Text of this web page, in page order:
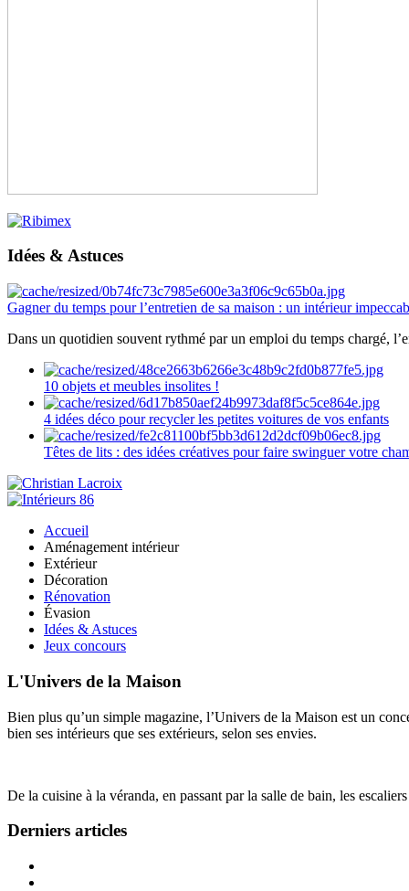
Idées & Astuces
Gagner du temps pour l’entretien de sa maison : un intérieur
Dans un quotidien souvent rythmé par un emploi du temps chargé,
10 objets et meubles insolites !
4 idées déco pour recycler les petites voitures de vos enfants
Têtes de lits : des idées créatives pour faire swinguer votre
Accueil
Aménagement intérieur
Extérieur
Décoration
Rénovation
Évasion
Idées & Astuces
Jeux concours
L'Univers de la Maison
Bien plus qu’un simple magazine, l’Univers de la Maison est un
bien ses intérieurs que ses extérieurs, selon ses envies.
De la cuisine à la véranda, en passant par la salle de bain, les
Derniers articles